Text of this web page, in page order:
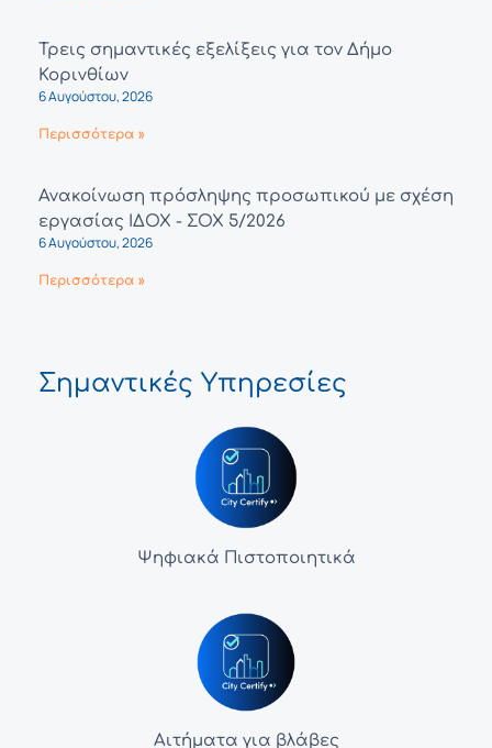
Τρεις σημαντικές εξελίξεις για τον Δήμο
Κορινθίων
6 Αυγούστου, 2026
Περισσότερα »
Ανακοίνωση πρόσληψης προσωπικού με σχέση
εργασίας ΙΔΟΧ - ΣΟΧ 5/2026
6 Αυγούστου, 2026
Περισσότερα »
Σημαντικές Υπηρεσίες
Ψηφιακά Πιστοποιητικά
Αιτήματα για βλάβες